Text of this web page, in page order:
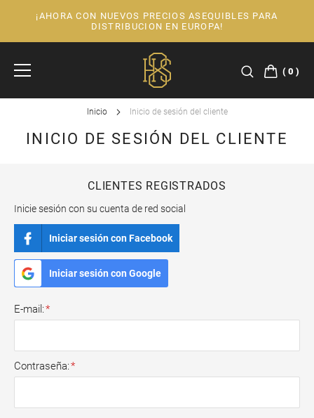
¡AHORA CON NUEVOS PRECIOS ASEQUIBLES PARA
DISTRIBUCION EN EUROPA!
0
Inicio Inicio de sesión del cliente
INICIO DE SESIÓN DEL CLIENTE
CLIENTES REGISTRADOS
Inicie sesión con su cuenta de red social
Iniciar sesión con Facebook
Iniciar sesión con Google
E-mail
Contraseña